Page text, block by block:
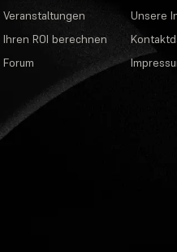
Veranstaltungen
Ihren ROI berechnen
Forum
Unsere